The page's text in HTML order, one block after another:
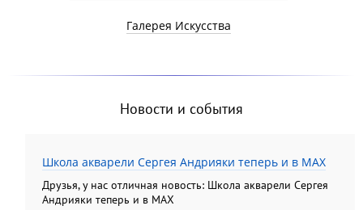
Галерея Искусства
Новости и события
Школа акварели Сергея Андрияки теперь и в MAX
Друзья, у нас отличная новость: Школа акварели Сергея
Андрияки теперь и в MAX